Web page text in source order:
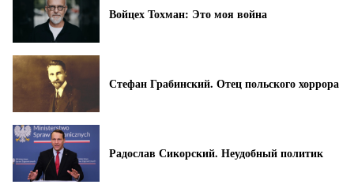
Войцех Тохман: Это моя война
Стефан Грабинский. Отец польского хоррора
Радослав Сикорский. Неудобный политик